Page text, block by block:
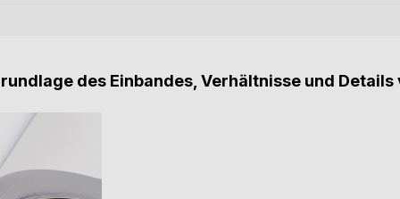
des Einbandes, Verhältnisse und